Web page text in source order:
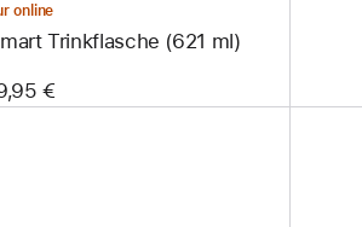
online
Trinkflasche (621 ml)
€